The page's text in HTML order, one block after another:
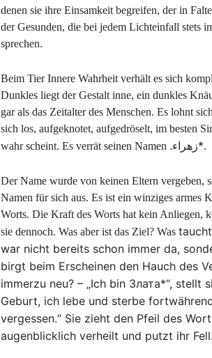
denen sie ihre Einsamkeit begreifen, der in
der Gesunden, die bei jedem Lichteinfall stets
sprechen.
Beim Tier Innere Wahrheit verhält es sich
Dunkles liegt der Gestalt inne, ein dunkles
gar als das Zeitalter des Menschen. Es lohnt
sich los, aufgeknotet, aufgedröselt, im besten
wahr scheint. Es verrät seinen Namen
.زھراء*.
Der Name wurde von keinen Eltern vergeben,
Namen für sich aus. Es ist ein winziges armes
Worts. Die Kraft des Worts hat kein Anliegen,
sie dennoch. Was aber ist das Ziel? Was
war nicht bereits schon immer da,
birgt beim Erscheinen den Hauch des
immerzu neu? – „Ich bin Злата*“, stellt
Geburt, ich lebe und sterbe
vergessen.“ Sie zieht den Pfeil des
augenblicklich verheilt und putzt ihr